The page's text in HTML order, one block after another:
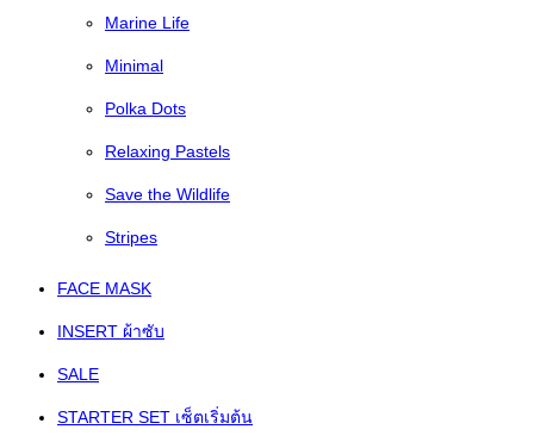
Marine Life
Minimal
Polka Dots
Relaxing Pastels
Save the Wildlife
Stripes
FACE MASK
INSERT ผ้าซับ
SALE
STARTER SET เซ็ตเริ่มต้น